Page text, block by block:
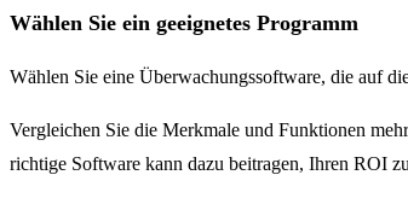
Wählen Sie ein geeignetes Programm
Wählen Sie eine Überwachungssoftware, die auf
Vergleichen Sie die Merkmale und Funktionen
richtige Software kann dazu beitragen, Ihren ROI